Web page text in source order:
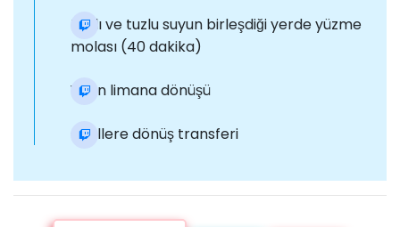
Tatlı ve tuzlu suyun birleşdiği yerde yüzme
molası (40 dakika)
Yatın limana dönüşü
Otellere dönüş transferi